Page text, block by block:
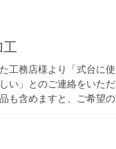
工
工務店様より「式台に
い」とのご連絡をいた
も含めますと、ご希望